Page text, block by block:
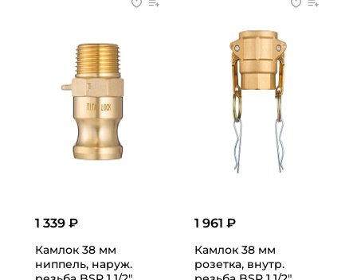
1 339 ₽
Камлок 38 мм
ниппель, наруж.
1 961 ₽
Камлок 38 мм
розетка, внутр.